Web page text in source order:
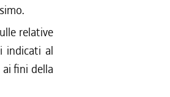
relative
indicati al
fini della